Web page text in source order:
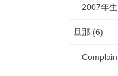
2007年
旦那 (6)